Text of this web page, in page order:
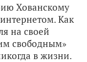
Хованскому
Как
на своей
свободным»
в жизни.